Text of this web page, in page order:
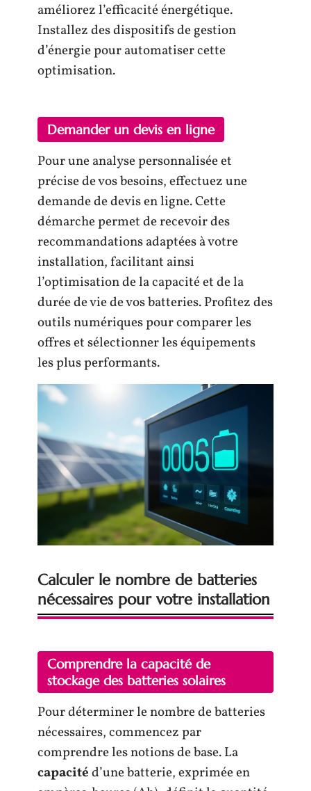
améliorez l’efficacité énergétique.
Installez des dispositifs de gestion
d’énergie pour automatiser cette
optimisation.
Demander un devis en ligne
Pour une analyse personnalisée et
précise de vos besoins, effectuez une
demande de devis en ligne. Cette
démarche permet de recevoir des
recommandations adaptées à votre
installation, facilitant ainsi
l’optimisation de la capacité et de la
durée de vie de vos batteries. Profitez des
outils numériques pour comparer les
offres et sélectionner les équipements
les plus performants.
Calculer le nombre de batteries
nécessaires pour votre installation
Comprendre la capacité de
stockage des batteries solaires
Pour déterminer le nombre de batteries
nécessaires, commencez par
comprendre les notions de base. La
capacitéd’une batterie, exprimée en